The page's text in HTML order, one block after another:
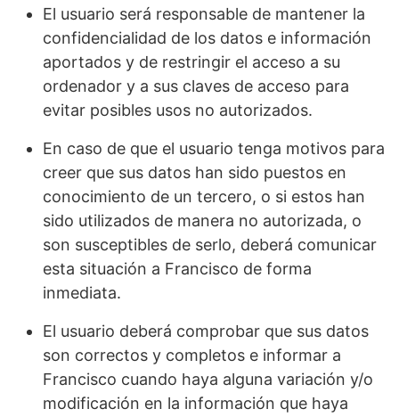
El usuario será responsable de mantener la
confidencialidad de los datos e información
aportados y de restringir el acceso a su
ordenador y a sus claves de acceso para
evitar posibles usos no autorizados.
En caso de que el usuario tenga motivos para
creer que sus datos han sido puestos en
conocimiento de un tercero, o si estos han
sido utilizados de manera no autorizada, o
son susceptibles de serlo, deberá comunicar
esta situación a Francisco de forma
inmediata.
El usuario deberá comprobar que sus datos
son correctos y completos e informar a
Francisco cuando haya alguna variación y/o
modificación en la información que haya